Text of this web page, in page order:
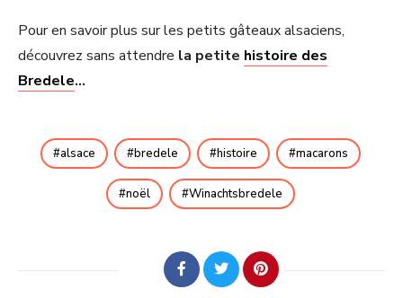
Pour en savoir plus sur les petits gâteaux alsaciens,
découvrez sans attendre la petite histoire des
Bredele…
alsace bredele histoire macarons
noël Winachtsbredele